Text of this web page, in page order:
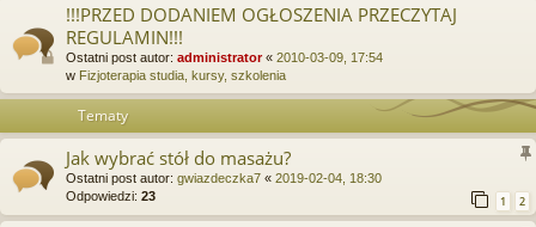
!!!PRZED DODANIEM OGŁOSZENIA PRZECZYTAJ
REGULAMIN!!!
Ostatni post autor: administrator« 2010-03-09, 17:54
w Fizjoterapia studia, kursy, szkolenia
Tematy
Jak wybrać stół do masażu?
Ostatni post autor: gwiazdeczka7 « 2019-02-04, 18:30
Odpowiedzi: 23 1 2